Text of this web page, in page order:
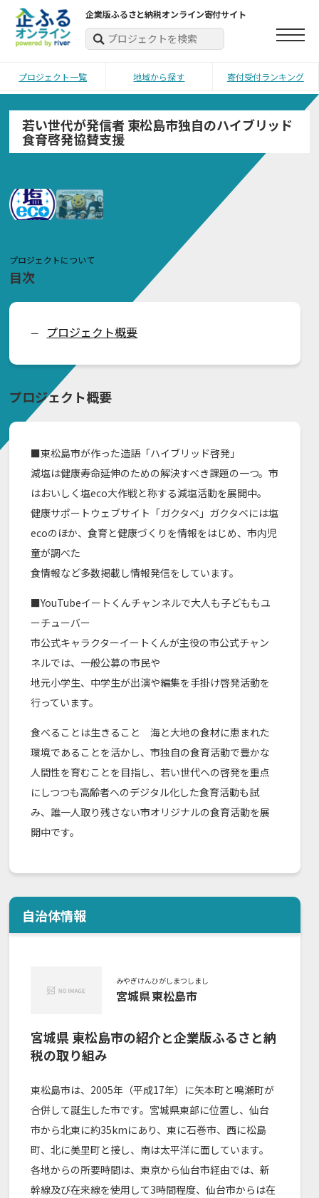
企業版ふるさと納税オンライン寄付サイト
プロジェクト一覧 地域から探す 寄付受付ランキング
若い世代が発信者 東松島市独自のハイブリッド
食育啓発協賛支援
プロジェクトについて
目次
ー プロジェクト概要
プロジェクト概要
■東松島市が作った造語「ハイブリッド啓発」
減塩は健康寿命延伸のための解決すべき課題の一つ。市
はおいしく塩eco大作戦と称する減塩活動を展開中。
健康サポートウェブサイト「ガクタベ」ガクタベには塩
ecoのほか、食育と健康づくりを情報をはじめ、市内児
童が調べた
食情報など多数掲載し情報発信をしています。
■YouTubeイートくんチャンネルで大人も子どももユ
ーチューバー
市公式キャラクターイートくんが主役の市公式チャン
ネルでは、一般公募の市民や
地元小学生、中学生が出演や編集を手掛け啓発活動を
行っています。
食べることは生きること 海と大地の食材に恵まれた
環境であることを活かし、市独自の食育活動で豊かな
人間性を育むことを目指し、若い世代への啓発を重点
にしつつも高齢者へのデジタル化した食育活動も試
み、誰一人取り残さない市オリジナルの食育活動を展
開中です。
自治体情報
みやぎけん
宮城県
ひがしまつしまし
東松島市
宮城県東松島市の紹介と企業版ふるさと納
税の取り組み
東松島市は、2005年（平成17年）に矢本町と鳴瀬町が
合併して誕生した市です。宮城県東部に位置し、仙台
市から北東に約35kmにあり、東に石巻市、西に松島
町、北に美里町と接し、南は太平洋に面しています。
各地からの所要時間は、東京から仙台市経由では、新
幹線及び在来線を使用して3時間程度、仙台市からは在